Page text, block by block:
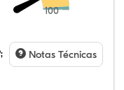
100
Notas Técnicas